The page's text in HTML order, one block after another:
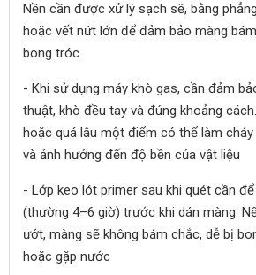
Nền cần được xử lý sạch sẽ, bằng
hoặc vết nứt lớn để đảm bảo màng
bong tróc
- Khi sử dụng máy khò gas, cần đảm
thuật, khò đều tay và đúng khoảng
hoặc quá lâu một điểm có thể làm
và ảnh hưởng đến độ bền của vật liệu
- Lớp keo lót primer sau khi quét cần
(thường 4–6 giờ) trước khi dán màng.
ướt, màng sẽ không bám chắc, dễ bị
hoặc gặp nước